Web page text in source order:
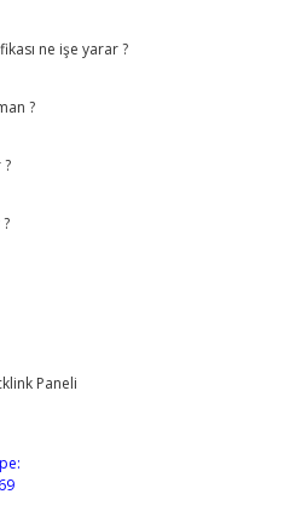
ne işe yarar ?
?